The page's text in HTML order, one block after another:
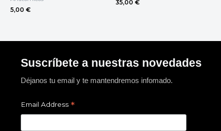
5,00 €
35,00 €
Suscríbete a nuestras novedades
Déjanos tu email y te mantendremos infomado.
Email Address *